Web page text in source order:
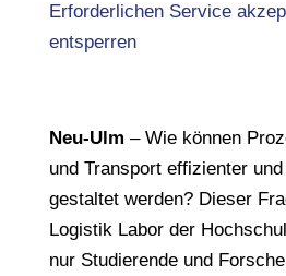
Erforderlichen Service
entsperren
Neu-Ulm – Wie können
und Transport effizienter
gestaltet werden? Dieser
Logistik Labor der
nur Studierende und